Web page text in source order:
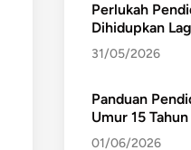
Perlukah
Dihidupkan
31/05/2026
Panduan
Umur 15
01/06/2026